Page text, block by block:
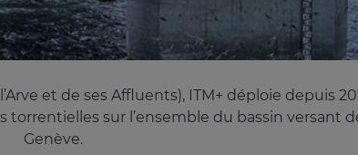
et de ses Affluents), ITM+ déploie depuis
sur l’ensemble du bassin versant
Genève.